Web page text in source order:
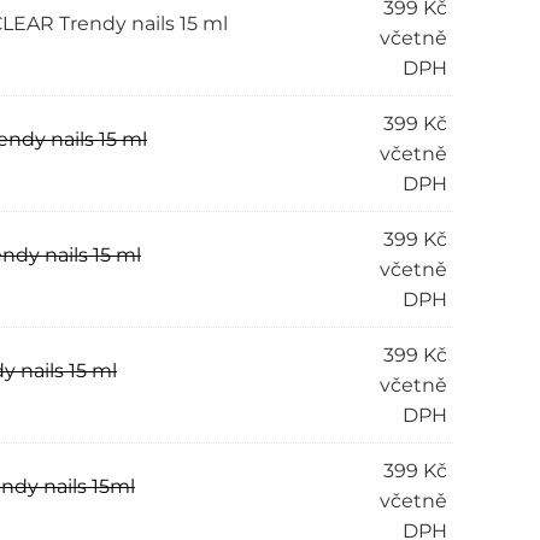
Trendy nails 15 ml
399 Kč
včetně
DPH
nails 15 ml
399 Kč
včetně
DPH
nails 15 ml
399 Kč
včetně
DPH
nails 15 ml
399 Kč
včetně
DPH
nails 15ml
399 Kč
včetně
DPH